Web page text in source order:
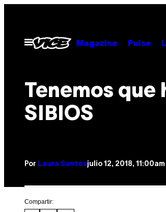
contenido
Abrir
Menú
Magazine Pulse
Tenemos que
SIBIOS
Por Laura Santos julio 12, 2018, 11:00am
Compartir: